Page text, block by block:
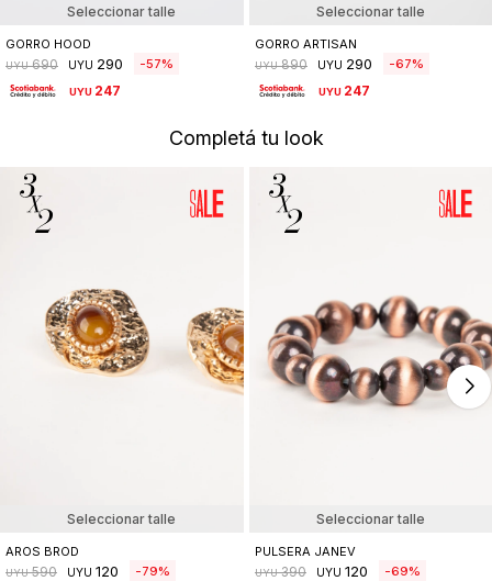
Seleccionar talle
GORRO HOOD
UYU 690 UYU 290 57
UYU 247
Seleccionar talle
GORRO ARTISAN
UYU 890 UYU 290 67
UYU 247
Completá tu look
Seleccionar talle
AROS BROD
UYU 590 UYU 120 79
Seleccionar talle
PULSERA JANEV
UYU 390 UYU 120 69